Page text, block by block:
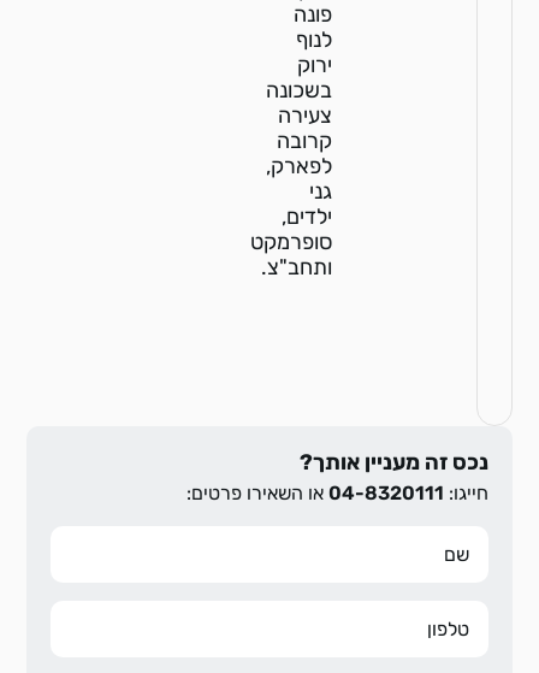
פונה
לנוף
ירוק
בשכונה
צעירה
קרובה
לפארק,
גני
ילדים,
סופרמקט
ותחב"צ.
נכס זה מעניין אותך?
חייגו:04-8320111או השאירו פרטים: